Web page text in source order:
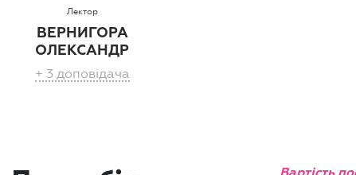
Лектор
ВЕРНИГОРА
ОЛЕКСАНДР
+ 3 доповідача